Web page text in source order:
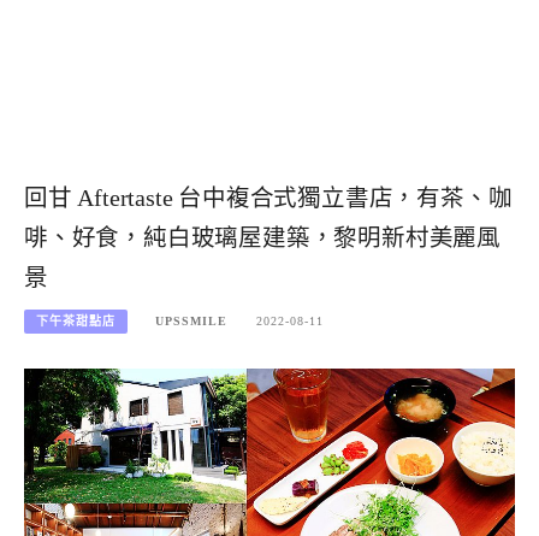
回甘 Aftertaste 台中複合式獨立書店，有茶、咖
啡、好食，純白玻璃屋建築，黎明新村美麗風
景
下午茶甜點店 UPSSMILE 2022-08-11